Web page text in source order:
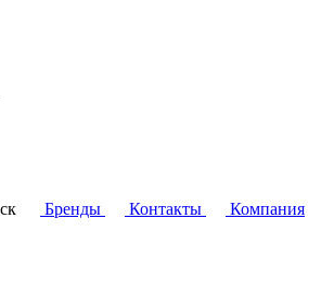
Бренды Контакты
Компания